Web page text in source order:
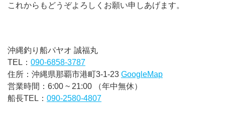
これからもどうぞよろしくお願い申しあげます。
沖縄釣り船パヤオ 誠福丸
TEL： 090-6858-3787
住所：沖縄県那覇市港町3-1-23 GoogleMap
営業時間：6:00 ~ 21:00 （年中無休）
船長TEL： 090-2580-4807